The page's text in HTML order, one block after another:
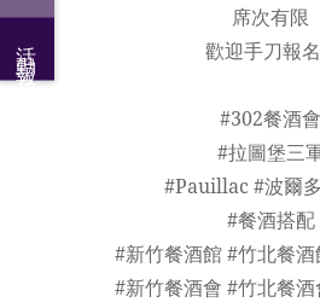
活動報名
席次有限
歡迎手刀報
#302餐酒會
#拉圖堡三
#Pauillac #波爾
#餐酒搭配
#新竹餐酒館 #竹北餐
#新竹餐酒會 #竹北餐